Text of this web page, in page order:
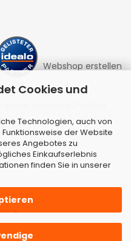
Cookies und
Technologien, auch von
der Website
Angebotes zu
Einkaufserlebnis
finden Sie in unserer
Webshop erstellen
von